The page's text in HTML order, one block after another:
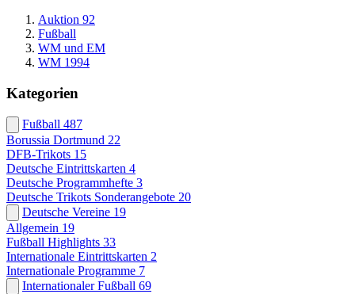
Auktion 92
Fußball
WM und EM
WM 1994
Kategorien
Fußball 487
Borussia Dortmund 22
DFB-Trikots 15
Deutsche Eintrittskarten 4
Deutsche Programmhefte 3
Deutsche Trikots Sonderangebote 20
Deutsche Vereine 19
Allgemein 19
Fußball Highlights 33
Internationale Eintrittskarten 2
Internationale Programme 7
Internationaler Fußball 69